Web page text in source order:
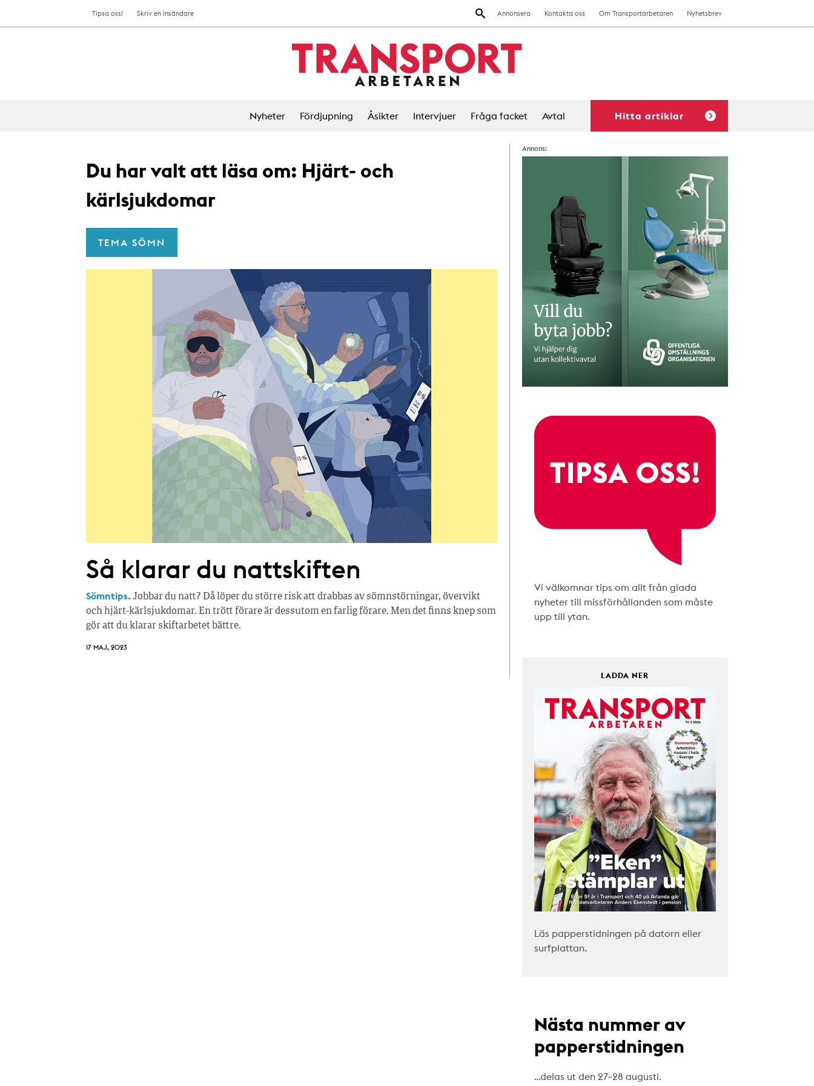
Annonsera Kontakta oss Om Transportarbetaren Nyhetsbrev
Tipsa oss! Skriv en insändare
Nyheter Fördjupning Åsikter Intervjuer Fråga facket Avtal Hitta artiklar
Du har valt att läsa om: Hjärt- och
kärlsjukdomar
TEMA SÖMN
Så klarar du nattskiften
Sömntips.Jobbar du natt? Då löper du större risk att drabbas av sömnstörningar, övervikt
och hjärt-kärlsjukdomar. En trött förare är dessutom en farlig förare. Men det finns knep som
gör att du klarar skiftarbetet bättre.
17 MAJ, 2023
Annons:
Vi välkomnar tips om allt från glada
nyheter till missförhållanden som måste
upp till ytan.
LADDA NER
Läs papperstidningen på datorn eller
surfplattan.
Nästa nummer av
papperstidningen
…delas ut den 27–28 augusti.